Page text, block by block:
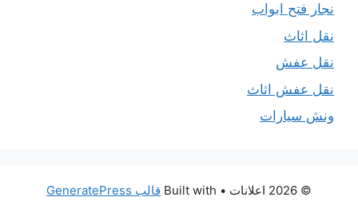
نجار فتح ابواب
نقل اثاث
نقل عفش
نقل عفش اثاث
ونش سيارات
© 2026 اعلانات • Built with قالب GeneratePress